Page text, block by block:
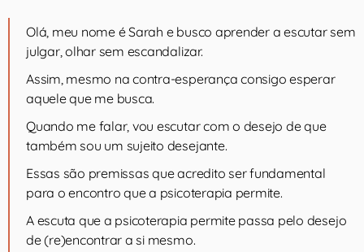
Olá, meu nome é Sarah e busco aprender a escutar sem
julgar, olhar sem escandalizar.
Assim, mesmo na contra-esperança consigo esperar
aquele que me busca.
Quando me falar, vou escutar com o desejo de que
também sou um sujeito desejante.
Essas são premissas que acredito ser fundamental
para o encontro que a psicoterapia permite.
A escuta que a psicoterapia permite passa pelo desejo
de (re)encontrar a si mesmo.